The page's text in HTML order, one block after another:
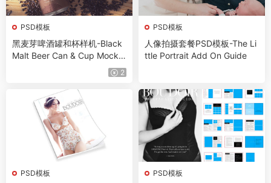
PSD模板
黑麦芽啤酒罐和杯样机-Black
Malt Beer Can & Cup Mocku
2
PSD模板
人像拍摄套餐PSD模板-The Li
ttle Portrait Add On Guide
PSD模板 PSD模板